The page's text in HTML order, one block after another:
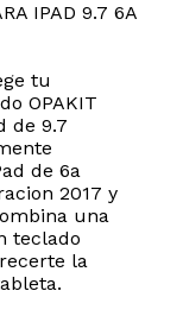
IPAD 9.7 6A
tu
OPAKIT
de 9.7
de 6a
2017 y
una
teclado
la